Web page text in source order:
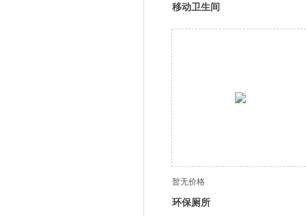
移动卫生间
暂无价格
环保厕所